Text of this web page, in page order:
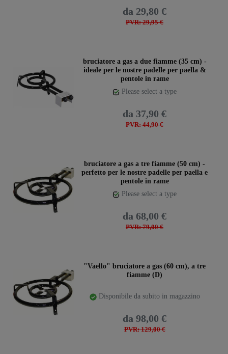
PVR: 29,95 €
da 29,80 €
bruciatore a gas a due fiamme (35 cm) -
ideale per le nostre padelle per paella &
pentole in rame
Please select a type
PVR: 44,90 €
da 37,90 €
bruciatore a gas a tre fiamme (50 cm) -
perfetto per le nostre padelle per paella e
pentole in rame
Please select a type
PVR: 79,00 €
da 68,00 €
"Vaello" bruciatore a gas (60 cm), a tre
fiamme (D)
Disponibile da subito in magazzino
PVR: 129,00 €
da 98,00 €